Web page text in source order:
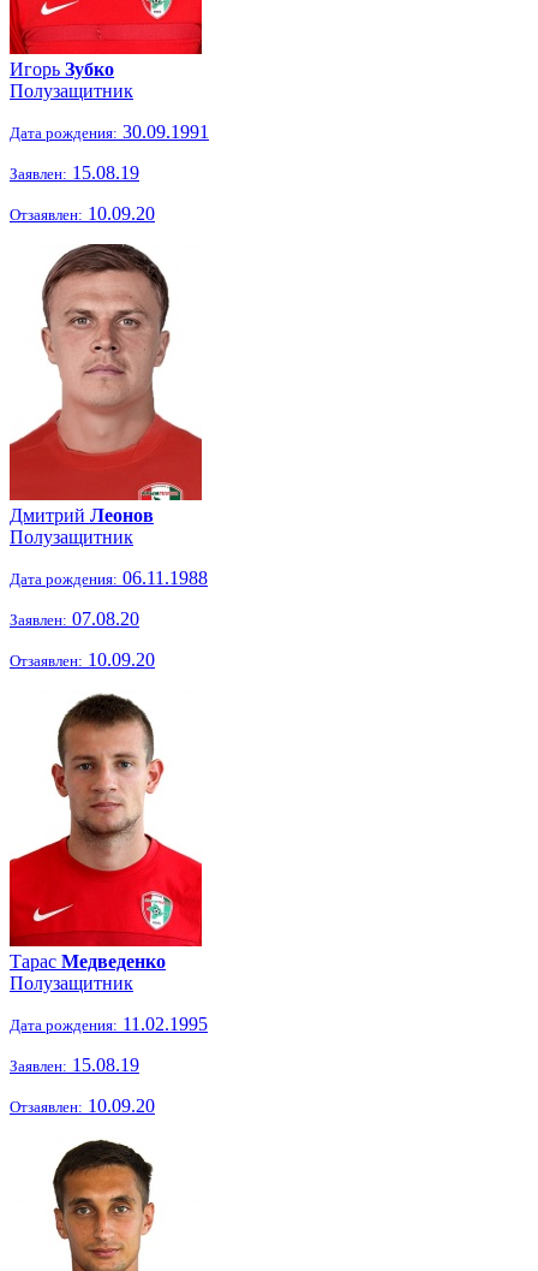
Игорь Зубко
Полузащитник
Дата рождения: 30.09.1991
Заявлен: 15.08.19
Отзаявлен: 10.09.20
Дмитрий Леонов
Полузащитник
Дата рождения: 06.11.1988
Заявлен: 07.08.20
Отзаявлен: 10.09.20
Тарас Медведенко
Полузащитник
Дата рождения: 11.02.1995
Заявлен: 15.08.19
Отзаявлен: 10.09.20